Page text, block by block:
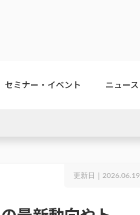
セミナー・イベント ニュース
更新日｜ 2026.06.19